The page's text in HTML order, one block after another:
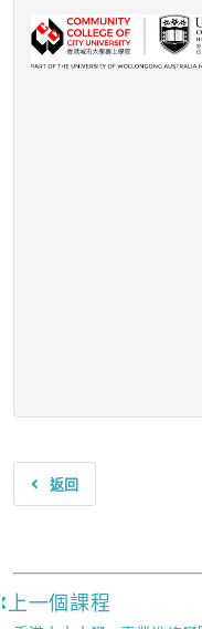
返回
上一個課程